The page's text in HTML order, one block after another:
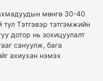
мөнгө 30-40
тул Тэтгэвэр тэтгэмжийн
дотор нь зохицуулалт
сануулж, бага
ахиухан нэмэх